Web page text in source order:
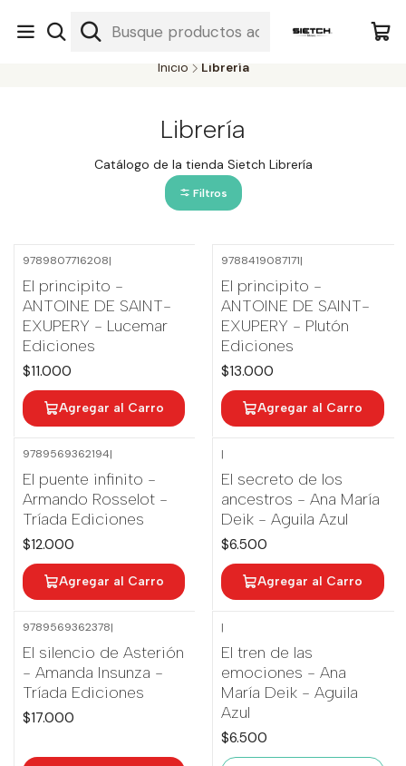
Nuestra librería - Serrano 317 local 3 - Limache.
#SomospartedelSietch
Inicio Librería
Librería
Catálogo de la tienda Sietch Librería
Filtros
9789807716208|
El principito -
ANTOINE DE SAINT-
EXUPERY - Lucemar
Ediciones
$11.000
Agregar al Carro
9788419087171|
El principito -
ANTOINE DE SAINT-
EXUPERY - Plutón
Ediciones
$13.000
Agregar al Carro
9789569362194|
El puente infinito -
Armando Rosselot -
Tríada Ediciones
$12.000
Agregar al Carro
|
El secreto de los
ancestros - Ana María
Deik - Aguila Azul
$6.500
Agregar al Carro
9789569362378|
El silencio de Asterión
- Amanda Insunza -
Tríada Ediciones
$17.000
|
El tren de las
emociones - Ana
María Deik - Aguila
Azul
$6.500